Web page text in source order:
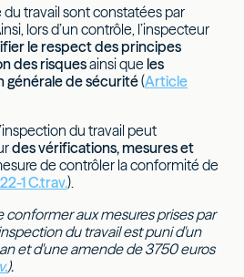
travail sont constatées par
lors d’un contrôle, l’inspecteur
le respect des principes
des risquesainsi que les
générale de sécurité(Article
du travail peut
des vérifications, mesures et
de contrôler la conformité de
1 C.trav.).
conformer aux mesures prises par
du travail est puni d'un
et d'une amende de 3750 euros
).